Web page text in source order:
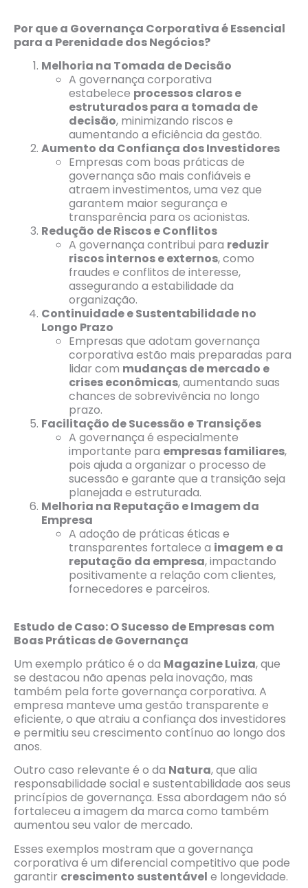
Por que a Governança Corporativa é Essencial
para a Perenidade dos Negócios?
Melhoria na Tomada de Decisão
A governança corporativa
estabelece processos claros e
estruturados para a tomada de
decisão, minimizando riscos e
aumentando a eficiência da gestão.
Aumento da Confiança dos Investidores
Empresas com boas práticas de
governança são mais confiáveis e
atraem investimentos, uma vez que
garantem maior segurança e
transparência para os acionistas.
Redução de Riscos e Conflitos
A governança contribui para reduzir
riscos internos e externos, como
fraudes e conflitos de interesse,
assegurando a estabilidade da
organização.
Continuidade e Sustentabilidade no
Longo Prazo
Empresas que adotam governança
corporativa estão mais preparadas para
lidar com mudanças de mercado e
crises econômicas, aumentando suas
chances de sobrevivência no longo
prazo.
Facilitação de Sucessão e Transições
A governança é especialmente
importante para empresas familiares,
pois ajuda a organizar o processo de
sucessão e garante que a transição seja
planejada e estruturada.
Melhoria na Reputação e Imagem da
Empresa
A adoção de práticas éticas e
transparentes fortalece a imagem e a
reputação da empresa, impactando
positivamente a relação com clientes,
fornecedores e parceiros.
Estudo de Caso: O Sucesso de Empresas com
Boas Práticas de Governança
Um exemplo prático é o da Magazine Luiza, que
se destacou não apenas pela inovação, mas
também pela forte governança corporativa. A
empresa manteve uma gestão transparente e
eficiente, o que atraiu a confiança dos investidores
e permitiu seu crescimento contínuo ao longo dos
anos.
Outro caso relevante é o da Natura, que alia
responsabilidade social e sustentabilidade aos seus
princípios de governança. Essa abordagem não só
fortaleceu a imagem da marca como também
aumentou seu valor de mercado.
Esses exemplos mostram que a governança
corporativa é um diferencial competitivo que pode
garantir crescimento sustentável e longevidade.